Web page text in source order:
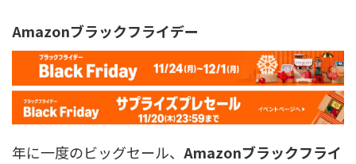
Amazonブラックフライデー
年に一度のビッグセール、 Amazonブラックフライ